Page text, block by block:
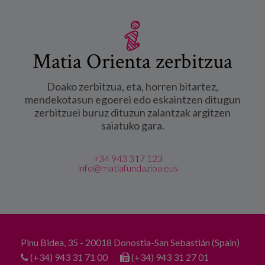
Matia Orienta zerbitzua
Doako zerbitzua, eta, horren bitartez,
mendekotasun egoerei edo eskaintzen ditugun
zerbitzuei buruz dituzun zalantzak argitzen
saiatuko gara.
+34 943 317 123
info@matiafundazioa.eus
Pinu Bidea, 35 - 20018 Donostia-San Sebastián (Spain)
(+34) 943 31 71 00
(+34) 943 31 27 01